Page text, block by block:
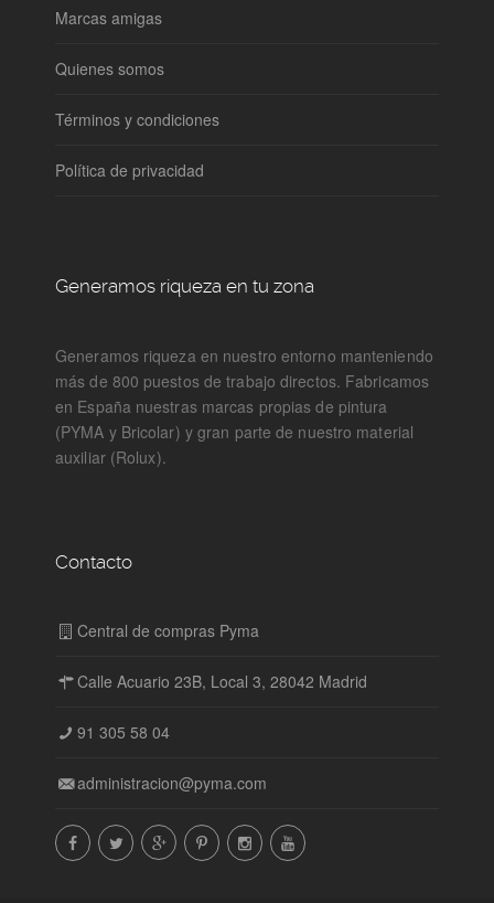
Marcas amigas
Quienes somos
Términos y condiciones
Política de privacidad
Generamos riqueza en tu zona
Generamos riqueza en nuestro entorno manteniendo
más de 800 puestos de trabajo directos. Fabricamos
en España nuestras marcas propias de pintura
(PYMA y Bricolar) y gran parte de nuestro material
auxiliar (Rolux).
Contacto
Central de compras Pyma
Calle Acuario 23B, Local 3, 28042 Madrid
91 305 58 04
administracion@pyma.com